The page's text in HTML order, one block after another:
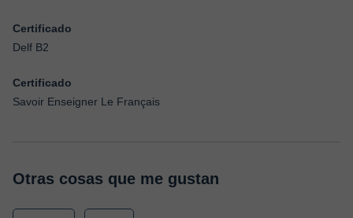
Certificado
Delf B2
Certificado
Savoir Enseigner Le Français
Otras cosas que me gustan